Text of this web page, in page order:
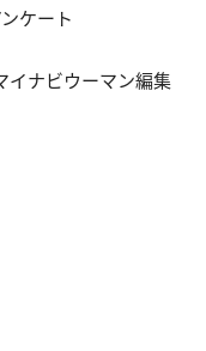
ケート
イナビウーマン編集